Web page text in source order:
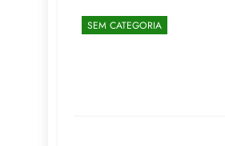
SEM CATEGORIA